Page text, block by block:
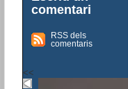
comentari
RSS dels
comentaris
<<